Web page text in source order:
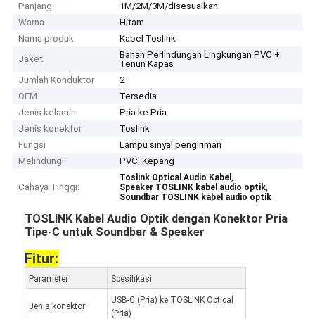
Panjang
1M/2M/3M/disesuaikan
Warna
Hitam
Nama produk
Kabel Toslink
Jaket
Bahan Perlindungan Lingkungan PVC +
Tenun Kapas
Jumlah Konduktor
2
OEM
Tersedia
Jenis kelamin
Pria ke Pria
Jenis konektor
Toslink
Fungsi
Lampu sinyal pengiriman
Melindungi
PVC, Kepang
Cahaya Tinggi:
Toslink Optical Audio Kabel,
Speaker TOSLINK kabel audio optik,
Soundbar TOSLINK kabel audio optik
TOSLINK Kabel Audio Optik dengan Konektor Pria
Tipe-C untuk Soundbar & Speaker
Fitur:
Parameter Spesifikasi
Jenis konektor
USB-C (Pria) ke TOSLINK Optical
(Pria)